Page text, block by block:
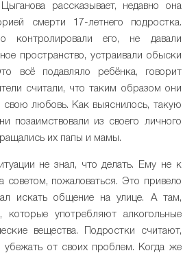
рассказывает, недавно она
смерти 17-летнего подростка.
контролировали его, не давали
пространство, устраивали обыски
всё подавляло ребёнка, говорит
считали, что таким образом они
свою любовь. Как выяснилось, такую
позаимствовали из своего личного
их папы и мамы.
не знал, что делать. Ему не к
советом, пожаловаться. Это привело
искать общение на улице. А там,
которые употребляют алкогольные
вещества. Подростки считают,
от своих проблем. Когда же